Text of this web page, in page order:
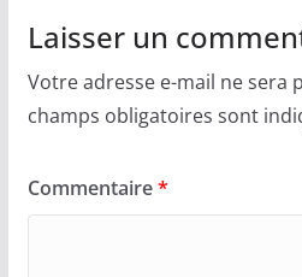
Laisser un
Votre adresse e-mail ne sera
champs obligatoires sont
Commentaire*